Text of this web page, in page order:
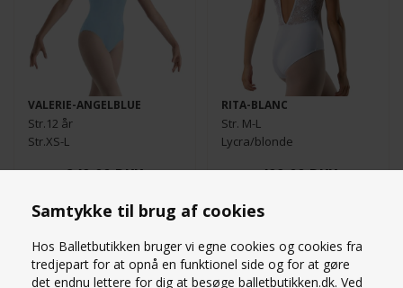
Samtykke til brug af cookies
Hos Balletbutikken bruger vi egne cookies og cookies fra
tredjepart for at opnå en funktionel side og for at gøre
det endnu lettere for dig at besøge balletbutikken.dk. Ved
VALERIE-ANGELBLUE
Str.12 år
Str.XS-L
249,00 DKK
RITA-BLANC
Str. M-L
Lycra/blonde
499,00 DKK
OLIVENGRØN